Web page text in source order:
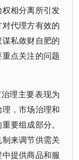
相分离所引发
代理方有效的
私敛财自肥的
点关注的问题
理主要表现为
，市场治理和
要组成部分。
来调节供需关
提供商品和服